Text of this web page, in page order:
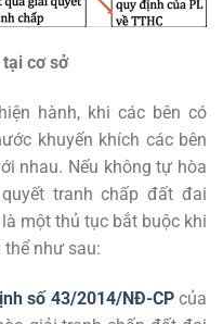
cơ sở
hành, khi các bên có
khuyến khích các bên
nhau. Nếu không tự hòa
tranh chấp đất đai
một thủ tục bắt buộc khi
như sau:
số 43/2014/NĐ-CPcủa